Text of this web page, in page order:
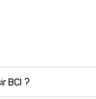
BCI ?